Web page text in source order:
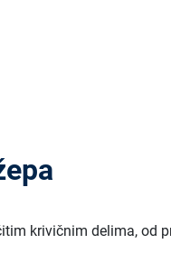
krivičnim delima, od